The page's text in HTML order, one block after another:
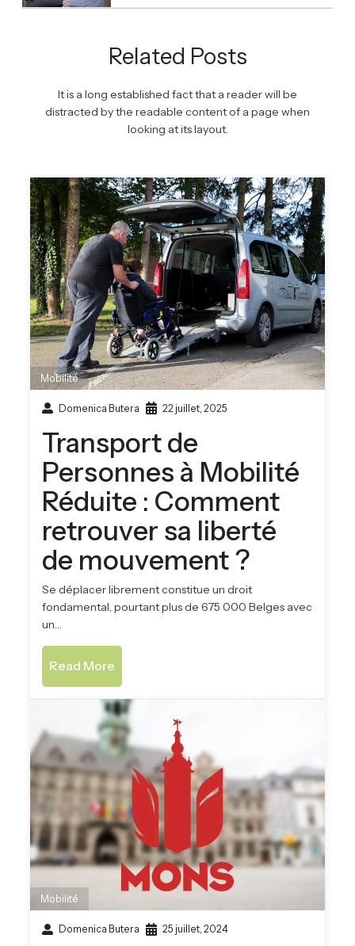
Related Posts
It is a long established fact that a reader will be
distracted by the readable content of a page when
looking at its layout.
Mobilité
Domenica Butera 22 juillet, 2025
Transport de
Personnes à Mobilité
Réduite : Comment
retrouver sa liberté
de mouvement ?
Se déplacer librement constitue un droit
fondamental, pourtant plus de 675 000 Belges avec
un…
Read More
Mobilité
Domenica Butera 25 juillet, 2024